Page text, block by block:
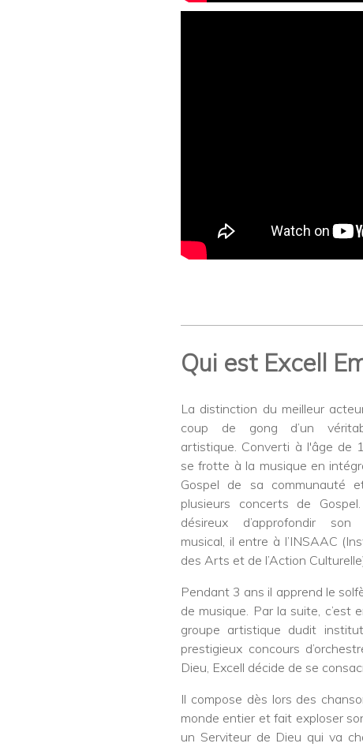
Qui est Excell
La distinction du meilleur
coup de gong d’un
artistique. Converti à l'âge de
se frotte à la musique en
Gospel de sa communauté
plusieurs concerts de
désireux d’approfondir
musical, il entre à l’INSAAC
des Arts et de l’Action
Pendant 3 ans il apprend le
de musique. Par la suite, c’est
groupe artistique dudit
prestigieux concours
Dieu, Excell décide de se
Il compose dès lors des
monde entier et fait exploser
un Serviteur de Dieu qui va